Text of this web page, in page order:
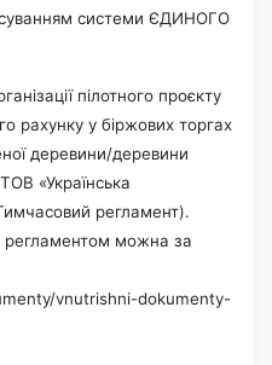
системи ЄДИНОГО
пілотного проєкту
рахунку у біржових торгах
деревини/деревини
«Українська
регламент).
можна за
vnutrishni-dokumenty-